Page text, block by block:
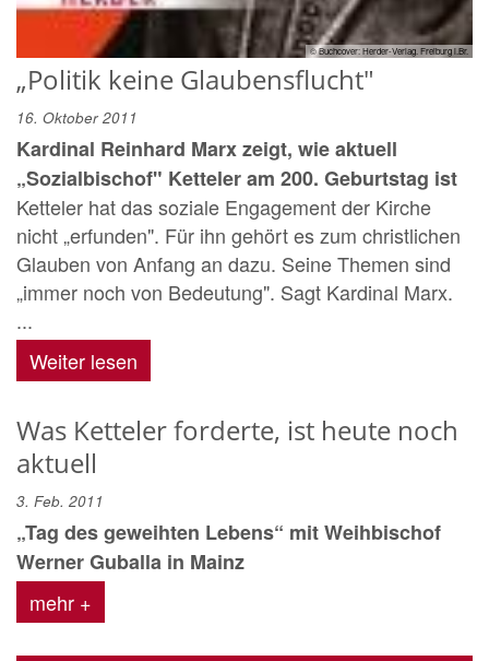
© Buchcover: Herder-Verlag. Freiburg i.Br.
„Politik keine Glaubensflucht"
16. Oktober 2011
Kardinal Reinhard Marx zeigt, wie aktuell
„Sozialbischof" Ketteler am 200. Geburtstag ist
Ketteler hat das soziale Engagement der Kirche
nicht „erfunden". Für ihn gehört es zum christlichen
Glauben von Anfang an dazu. Seine Themen sind
„immer noch von Bedeutung". Sagt Kardinal Marx.
...
Weiter lesen
Was Ketteler forderte, ist heute noch
aktuell
3. Feb. 2011
„Tag des geweihten Lebens“ mit Weihbischof
Werner Guballa in Mainz
mehr +